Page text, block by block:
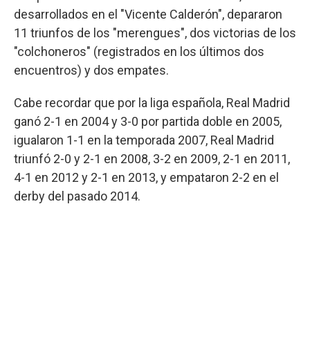
desarrollados en el "Vicente Calderón", depararon
11 triunfos de los "merengues", dos victorias de los
"colchoneros" (registrados en los últimos dos
encuentros) y dos empates.
Cabe recordar que por la liga española, Real Madrid
ganó 2-1 en 2004 y 3-0 por partida doble en 2005,
igualaron 1-1 en la temporada 2007, Real Madrid
triunfó 2-0 y 2-1 en 2008, 3-2 en 2009, 2-1 en 2011,
4-1 en 2012 y 2-1 en 2013, y empataron 2-2 en el
derby del pasado 2014.